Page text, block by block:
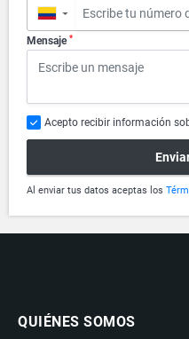
▼
Mensaje *
Acepto recibir información
Al enviar tus datos aceptas los
QUIÉNES SOMOS